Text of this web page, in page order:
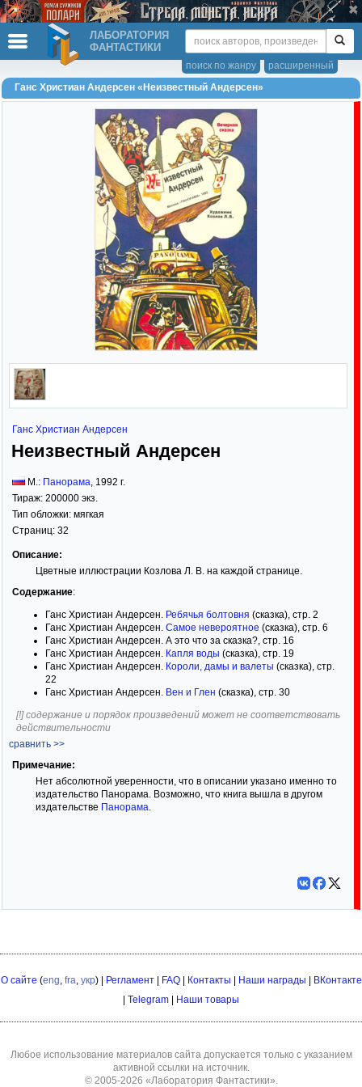
ЛАБОРАТОРИЯ
ФАНТАСТИКИ
расширенный
поиск по жанру
Ганс Христиан Андерсен «Неизвестный Андерсен»
Ганс Христиан Андерсен
Неизвестный Андерсен
М.: Панорама, 1992 г.
Тираж: 200000 экз.
Тип обложки: мягкая
Страниц: 32
Описание:
Цветные иллюстрации Козлова Л. В. на каждой странице.
Содержание:
Ганс Христиан Андерсен. Ребячья болтовня (сказка), стр. 2
Ганс Христиан Андерсен. Самое невероятное (сказка), стр. 6
Ганс Христиан Андерсен. А это что за сказка?, стр. 16
Ганс Христиан Андерсен. Капля воды (сказка), стр. 19
Ганс Христиан Андерсен. Короли, дамы и валеты (сказка), стр.
22
Ганс Христиан Андерсен. Вен и Глен (сказка), стр. 30
[!] содержание и порядок произведений может не соответствовать
действительности
сравнить >>
Примечание:
Нет абсолютной уверенности, что в описании указано именно то
издательство Панорама. Возможно, что книга вышла в другом
издательстве Панорама.
О сайте (eng, fra, укр) | Регламент| FAQ| Контакты Наши награды
ВКонтакте
Telegram Наши товары
Любое использование материалов сайта допускается только с указанием
активной ссылки на источник.
© 2005-2026 «Лаборатория Фантастики».